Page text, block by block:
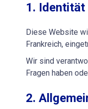
1.
Diese Website
Frankreich,
Wir sind
Fragen haben
2.